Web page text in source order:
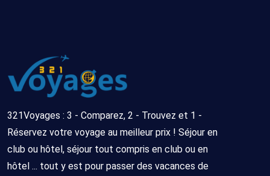
321Voyages : 3 - Comparez, 2 - Trouvez et 1 -
Réservez votre voyage au meilleur prix ! Séjour en
club ou hôtel, séjour tout compris en club ou en
hôtel ... tout y est pour passer des vacances de